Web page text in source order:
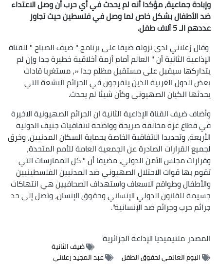
وإبادة جماعية، مؤكدا أنه لم يحدث في أي حرب أن وصل الاعتداء
ضد الأطفال بشكل خاص لما وصل في فلسطين حيث تجاوز
عددهم الـ 5 آلاف طفل
.
وقال زعلاني لدى نزوله ضيفا على برنامج " ضيف الصباح " للقناة
الإذاعية الثانية أن " العالم أمام أزمة أخلاقية خطيرة جدا وإن لم
يتداركها سيقبل على مستقبل مظلم جدا «، مستغربا قادات
بعض الدول الغربية الذين يتفرجون في الجرائم البشعة التي
يحدثها الكيان الصهيوني وكأن شيئا لم يحدث.
وأضاف ضيف القناة الإذاعية الثانية ان الجرائم الصهيونية الاخيرة
في قطاع غزة مخالفة صريحة وواضحة لاتفاقيات جنيف الدولية
الأربعة، وتحديدا الاتفاقية الخاصة بحماية السكان المدنيين، وخرق
لجميع القرارات الصادرة عن الجمعية العامة للأمم المتحدة،
وقرارات مجلس الأمن الدولي، مضيفا أن " كل الممارسات التي
تقوم بها قوات الاحتلال الصهيوني ضد المدنيين الفلسطينيين
والأطفال وطواقم الاسعاف واستهداف الصحافيين هي انتهاكات
جسيمة للقانون الدولي الإنساني وحقوق الإنسان، وتصل إلى حد
جرائم حرب وجرائم ضد الإنسانية".
المصدرملتيميديا الإذاعة الجزائرية
ضيف الثانية
اليوم العالمي لحقوق الطفل
عبد المجيد زعلاني